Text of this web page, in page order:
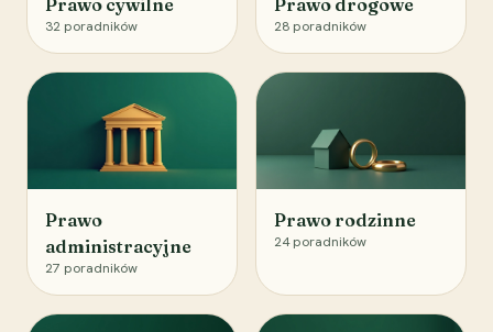
32 poradników 28 poradników
Prawo
administracyjne
27 poradników
Prawo rodzinne
24 poradników